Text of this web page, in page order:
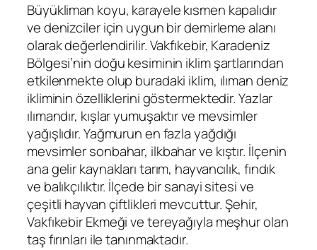
Büyükliman koyu, karayele kısmen kapalıdır
ve denizciler için uygun bir demirleme alanı
olarak değerlendirilir. Vakfıkebir, Karadeniz
Bölgesi’nin doğu kesiminin iklim şartlarından
etkilenmekte olup buradaki iklim, ılıman deniz
ikliminin özelliklerini göstermektedir. Yazlar
ılımandır, kışlar yumuşaktır ve mevsimler
yağışlıdır. Yağmurun en fazla yağdığı
mevsimler sonbahar, ilkbahar ve kıştır. İlçenin
ana gelir kaynakları tarım, hayvancılık, fındık
ve balıkçılıktır. İlçede bir sanayi sitesi ve
çeşitli hayvan çiftlikleri mevcuttur. Şehir,
Vakfıkebir Ekmeği ve tereyağıyla meşhur olan
taş fırınları ile tanınmaktadır.